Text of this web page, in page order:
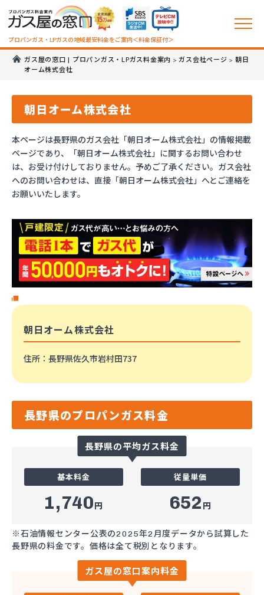
プロパンガス・LPガスの地域最安料金をご案内＜料金保証付＞
ガス屋の窓口 | プロパンガス・LPガス料金案内 >ガス会社ページ > 朝日
オーム株式会社
朝日オーム株式会社
本ページは長野県のガス会社「朝日オーム株式会社」の情報掲載
ページであり、「朝日オーム株式会社」に関するお問い合わせ
は、お受け付けしておりません。予めご了承ください。ガス会社
へのお問い合わせは、直接「朝日オーム株式会社」へとご連絡を
お願いいたします。
朝日オーム株式会社
住所 ：長野県佐久市岩村田737
長野県のプロパンガス料金
長野県の平均ガス料金
基本料金
1,740円
従量単価
652 円
※石油情報センター公表の2025年2月度データから試算した
長野県の料金です。価格は全て税別となります。
ガス屋の窓口案内料金